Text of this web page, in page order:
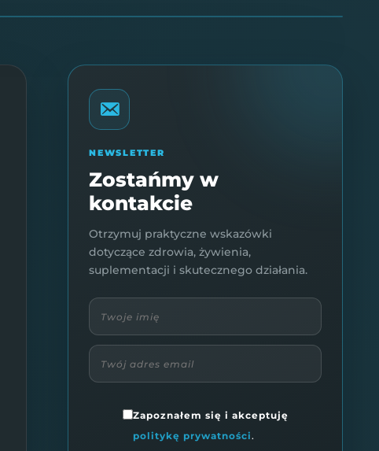
NEWSLETTER
Zostańmy w
kontakcie
Otrzymuj praktyczne wskazówki
dotyczące zdrowia, żywienia,
suplementacji i skutecznego działania.
Zapoznałem się i akceptuję
politykę prywatności.